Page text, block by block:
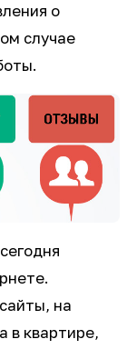
о
случае
на
в квартире,